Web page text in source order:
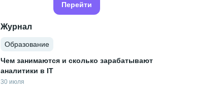
Перейти
Журнал
Образование
Чем занимаются и сколько зарабатывают
аналитики в IT
30 июля